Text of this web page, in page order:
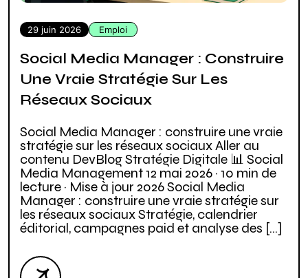
29 juin 2026 Emploi
Social Media Manager : Construire
Une Vraie Stratégie Sur Les
Réseaux Sociaux
Social Media Manager : construire une vraie
stratégie sur les réseaux sociaux Aller au
contenu DevBlog Stratégie Digitale 📊 Social
Media Management 12 mai 2026 · 10 min de
lecture · Mise à jour 2026 Social Media
Manager : construire une vraie stratégie sur
les réseaux sociaux Stratégie, calendrier
éditorial, campagnes paid et analyse des […]